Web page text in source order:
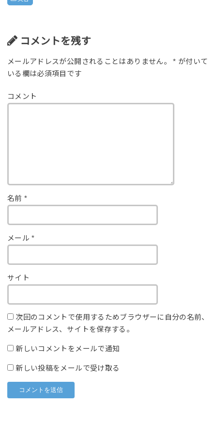
コメントを残す
メールアドレスが公開されることはありません。 * が付いて
いる欄は必須項目です
コメント
名前 *
メール*
サイト
次回のコメントで使用するためブラウザーに自分の名前、
メールアドレス、サイトを保存する。
新しいコメントをメールで通知
新しい投稿をメールで受け取る